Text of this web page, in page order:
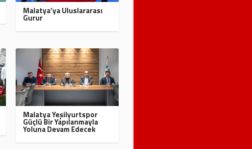
Malatya’ya Uluslararası
Gurur
Malatya Yeşilyurtspor
Güçlü Bir Yapılanmayla
Yoluna Devam Edecek